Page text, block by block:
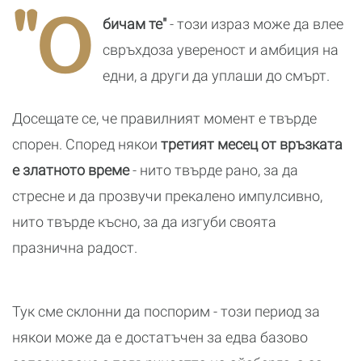
"О бичам те"- този израз може да влее
свръхдоза увереност и амбиция на
едни, а други да уплаши до смърт.
Досещате се, че правилният момент е твърде
спорен. Според някои третият месец от връзката
е златното време- нито твърде рано, за да
стресне и да прозвучи прекалено импулсивно,
нито твърде късно, за да изгуби своята
празнична радост.
Тук сме склонни да поспорим - този период за
някои може да е достатъчен за едва базово